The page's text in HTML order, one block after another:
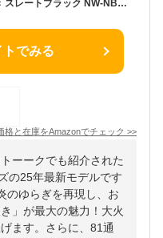
象印マホービン 炊飯器 5.5合 炎舞炊き スレートブラック NW-NB10-BZ
でみる
格と在庫をAmazonでチェック >>
ーークでも紹介された
の25年最新モデルです
のゆらぎを再現し、お
」が最大の魅力！大火
ます。さらに、81通